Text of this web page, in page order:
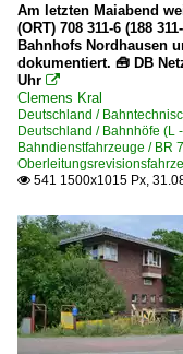
Am letzten Maiabend
(ORT) 708 311-6 (188
Bahnhofs Nordhausen
dokumentiert. 🧰 DB
Uhr 
Clemens Kral
Deutschland /
Deutschland / Bahnhöfe (L
Bahndienstfahrzeuge / BR
 541 1500x1015 Px,